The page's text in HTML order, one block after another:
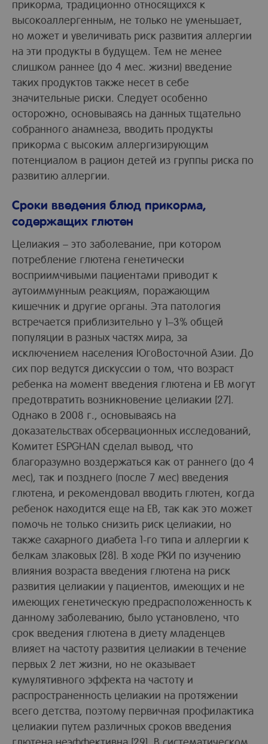
прикорма, традиционно относящихся к
высокоаллергенным, не только не уменьшает,
но может и увеличивать риск развития аллергии
на эти продукты в будущем. Тем не менее
слишком раннее (до 4 мес. жизни) введение
таких продуктов также несет в себе
значительные риски. Следует особенно
осторожно, основываясь на данных тщательно
собранного анамнеза, вводить продукты
прикорма с высоким аллергизирующим
потенциалом в рацион детей из группы риска по
развитию аллергии.
Сроки введения блюд прикорма,
содержащих глютен
Целиакия – это заболевание, при котором
потребление глютена генетически
восприимчивыми пациентами приводит к
аутоиммунным реакциям, поражающим
кишечник и другие органы. Эта патология
встречается приблизительно у 1–3% общей
популяции в разных частях мира, за
исключением населения ЮгоВосточной Азии. До
сих пор ведутся дискуссии о том, что возраст
ребенка на момент введения глютена и ЕВ могут
предотвратить возникновение целиакии [27].
Однако в 2008 г., основываясь на
доказательствах обсервационных исследований,
Комитет ESPGHAN сделал вывод, что
благоразумно воздержаться как от раннего (до 4
мес), так и позднего (после 7 мес) введения
глютена, и рекомендовал вводить глютен, когда
ребенок находится еще на ЕВ, так как это может
помочь не только снизить риск целиакии, но
также сахарного диабета 1-го типа и аллергии к
белкам злаковых [28]. В ходе РКИ по изучению
влияния возраста введения глютена на риск
развития целиакии у пациентов, имеющих и не
имеющих генетическую предрасположенность к
данному заболеванию, было установлено, что
срок введения глютена в диету младенцев
влияет на частоту развития целиакии в течение
первых 2 лет жизни, но не оказывает
кумулятивного эффекта на частоту и
распространенность целиакии на протяжении
всего детства, поэтому первичная профилактика
целиакии путем различных сроков введения